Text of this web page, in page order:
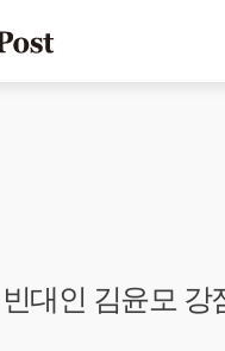
대인 김윤모 강